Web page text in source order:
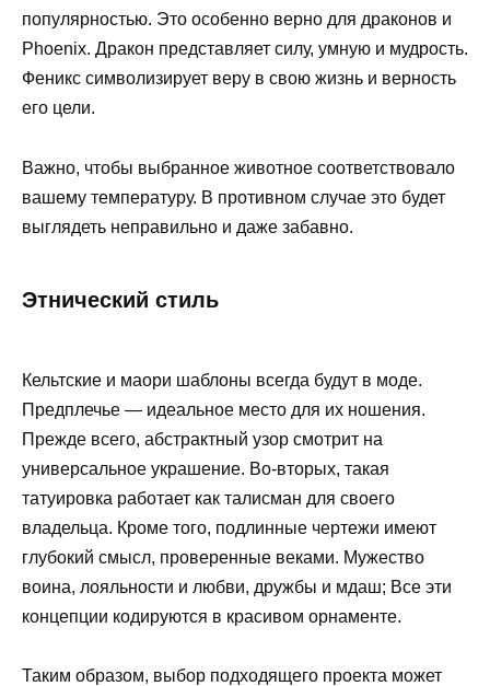
популярностью. Это особенно верно для драконов и
Phoenix. Дракон представляет силу, умную и мудрость.
Феникс символизирует веру в свою жизнь и верность
его цели.
Важно, чтобы выбранное животное соответствовало
вашему температуру. В противном случае это будет
выглядеть неправильно и даже забавно.
Этнический стиль
Кельтские и маори шаблоны всегда будут в моде.
Предплечье — идеальное место для их ношения.
Прежде всего, абстрактный узор смотрит на
универсальное украшение. Во-вторых, такая
татуировка работает как талисман для своего
владельца. Кроме того, подлинные чертежи имеют
глубокий смысл, проверенные веками. Мужество
воина, лояльности и любви, дружбы и мдаш; Все эти
концепции кодируются в красивом орнаменте.
Таким образом, выбор подходящего проекта может